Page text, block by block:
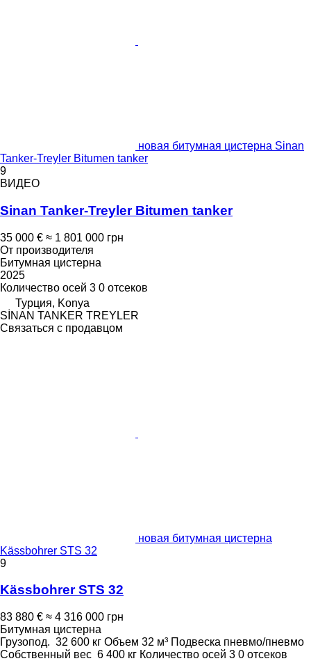
новая битумная цистерна Sinan
Tanker-Treyler Bitumen tanker
9
ВИДЕО
Sinan Tanker-Treyler Bitumen tanker
35 000 € ≈ 1 801 000 грн
От производителя
Битумная цистерна
2025
Количество осей 3 0 отсеков
Турция, Konya
SİNAN TANKER TREYLER
Связаться с продавцом
новая битумная цистерна
Kässbohrer STS 32
9
Kässbohrer STS 32
83 880 € ≈ 4 316 000 грн
Битумная цистерна
Грузопод. 32 600 кг Объем 32 м³ Подвеска пневмо/пневмо
Собственный вес 6 400 кг Количество осей 3 0 отсеков